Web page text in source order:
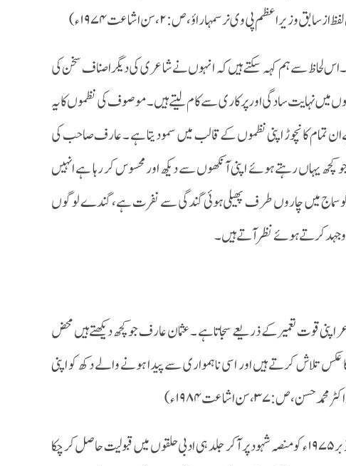
پی وی نرسمہا راؤ، ص:۲، سن اشاعت ۱۹۷۴ء)
سے ہم کہہ سکتے ہیں کہ انہوں نے شاعری کی دیگر اصناف سخن کی
نہایت سادگی اور پرکاری سے کام لیتے ہیں۔ موصوف کی نظموں کا یہ
تمام کا نچوڑ اپنی نظموں کے قالب میں سمو دیتا ہے ۔ عارف صاحب کی
کچھ یہاں رہتے ہوئے اپنی آنکھوں سے دیکھ اور محسوس کر رہا ہے انہیں
کو سماج میں چاروں طرف پھیلی ہوئی گندگی سے نفرت ہے ، گندے لوگوں
کرتے ہوئے نظر آتے ہیں ۔
قوت تعمیر کے ذریعے سجاتا ہے ۔ عثمان عارف جو کچھ دیکھتے ہیں محض
عکس تلاش کرتے ہیں اور اسی نا ہمواری سے پیدا ہونے والے دکھ کو اپنی
اشاعت ۱۹۸۴ء)
موصوف کی قومی اور وطنی نظموں کا پہلامجموعۂ کلام بعنوان’’ نذر وطن‘‘ اکتوبر۱۹۷۵ء کو منصہ شہود پر آ کر جلد ہی ادبی حلقوں میں قبولیت حاصل کر چکا